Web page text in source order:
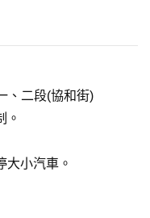
、二段(協和街)
。
大小汽車。